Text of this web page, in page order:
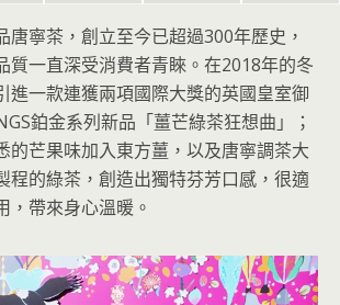
唐寧茶，創立至今已超過300年歷史，
質一直深受消費者青睞。在2018年的冬
進一款連獲兩項國際大獎的英國皇室御
鉑金系列新品「薑芒綠茶狂想曲」；
的芒果味加入東方薑，以及唐寧調茶大
程的綠茶，創造出獨特芬芳口感，很適
，帶來身心溫暖。